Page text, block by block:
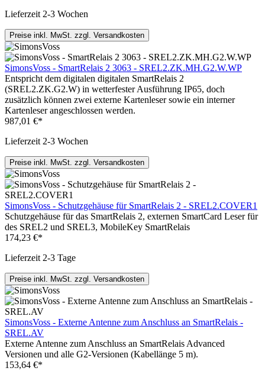
Lieferzeit 2-3 Wochen
Preise inkl. MwSt. zzgl. Versandkosten
SimonsVoss - SmartRelais 2 3063 - SREL2.ZK.MH.G2.W.WP
Entspricht dem digitalen digitalen SmartRelais 2
(SREL2.ZK.G2.W) in wetterfester Ausführung IP65, doch
zusätzlich können zwei externe Kartenleser sowie ein interner
Kartenleser angeschlossen werden.
987,01 €*
Lieferzeit 2-3 Wochen
Preise inkl. MwSt. zzgl. Versandkosten
SimonsVoss - Schutzgehäuse für SmartRelais 2 - SREL2.COVER1
Schutzgehäuse für das SmartRelais 2, externen SmartCard Leser für
des SREL2 und SREL3, MobileKey SmartRelais
174,23 €*
Lieferzeit 2-3 Tage
Preise inkl. MwSt. zzgl. Versandkosten
SimonsVoss - Externe Antenne zum Anschluss an SmartRelais -
SREL.AV
Externe Antenne zum Anschluss an SmartRelais Advanced
Versionen und alle G2-Versionen (Kabellänge 5 m).
153,64 €*